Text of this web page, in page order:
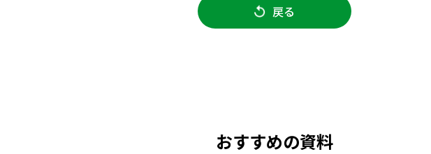
戻る
おすすめの資料